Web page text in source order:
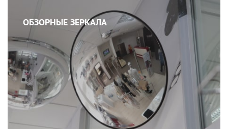
ОБЗОРНЫЕ ЗЕРКАЛА